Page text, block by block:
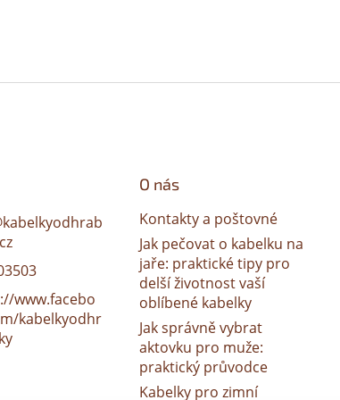
kabelkyodhrab
www.facebo
kabelkyodhr
O nás
Kontakty a poštovné
Jak pečovat o kabelku na
jaře: praktické tipy pro
delší životnost vaší
oblíbené kabelky
Jak správně vybrat
aktovku pro muže:
praktický průvodce
Kabelky pro zimní